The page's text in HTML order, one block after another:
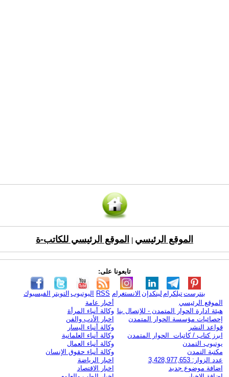
الموقع الرئيسي الموقع الرئيسي للكاتب-ة
تابعونا على:
الفيسبوك التويتر اليوتيوب RSS الانستغرام لينكدإن تيلكرامبنترست
الموقع الرئيسي
هيئة ادارة الحوار المتمدن - للإتصال بنا
إحصائيات مؤسسة الحوار المتمدن
قواعد النشر
ابرز كتاب / كاتبات الحوار المتمدن
يوتيوب التمدن
مكتبة التمدن
عدد الزوار: 3,428,977,653
اضافة موضوع جديد
أخبار عامة
وكالة أنباء المرأة
اخبار الأدب والفن
وكالة أنباء اليسار
وكالة أنباء العلمانية
وكالة أنباء العمال
وكالة أنباء حقوق الإنسان
اخبار الرياضة
اخبار الاقتصاد